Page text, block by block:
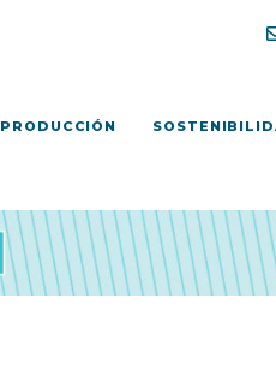
PRODUCCIÓN